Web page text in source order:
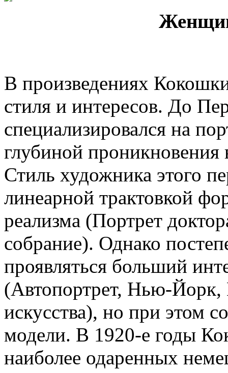
В произведениях
стиля и интересов. До
специализировался на
глубиной
Стиль художника этого
линеарной трактовкой
реализма (Портрет
собрание). Однако
проявляться больший
(Автопортрет, Нью-Йорк,
искусства), но при этом
модели. В 1920-е годы
наиболее одаренных